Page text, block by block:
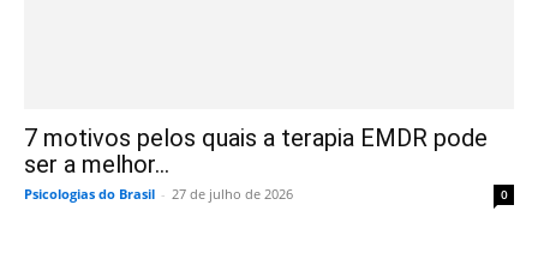
7 motivos pelos quais a terapia EMDR pode
ser a melhor...
Psicologias do Brasil - 27 de julho de 2026 0